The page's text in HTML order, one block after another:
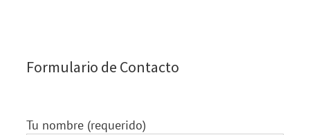
Formulario de Contacto
Tu nombre (requerido)